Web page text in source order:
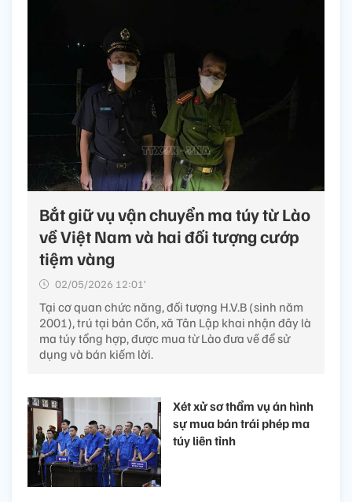
Bắt giữ vụ vận chuyển ma túy từ Lào
về Việt Nam và hai đối tượng cướp
tiệm vàng
02/05/2026 12:01’
Tại cơ quan chức năng, đối tượng H.V.B (sinh năm
2001), trú tại bản Cồn, xã Tân Lập khai nhận đây là
ma túy tổng hợp, được mua từ Lào đưa về để sử
dụng và bán kiếm lời.
Xét xử sơ thẩm vụ án hình
sự mua bán trái phép ma
túy liên tỉnh